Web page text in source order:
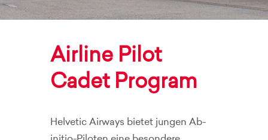
Airline Pilot
Cadet Program
Helvetic Airways bietet jungen Ab-